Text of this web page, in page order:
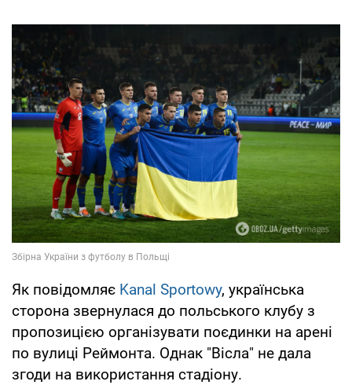
Як повідомляє Kanal Sportowy, українська
сторона звернулася до польського клубу з
пропозицією організувати поєдинки на арені
по вулиці Реймонта. Однак "Вісла" не дала
згоди на використання стадіону.